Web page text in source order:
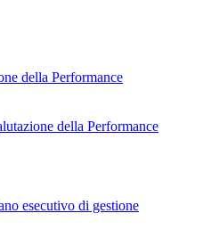
della Performance
della Performance
esecutivo di gestione